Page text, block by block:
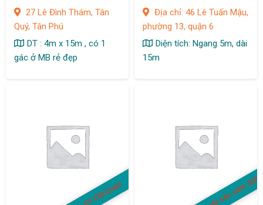
27 Lê Đình Thám, Tân
Quý, Tân Phú
DT : 4m x 15m , có 1
gác ở MB rẻ đẹp
Địa chỉ: 46 Lê Tuấn Mậu,
phường 13, quận 6
Diện tích: Ngang 5m, dài
15m
Có Clip Quán quán cafe sân vườn